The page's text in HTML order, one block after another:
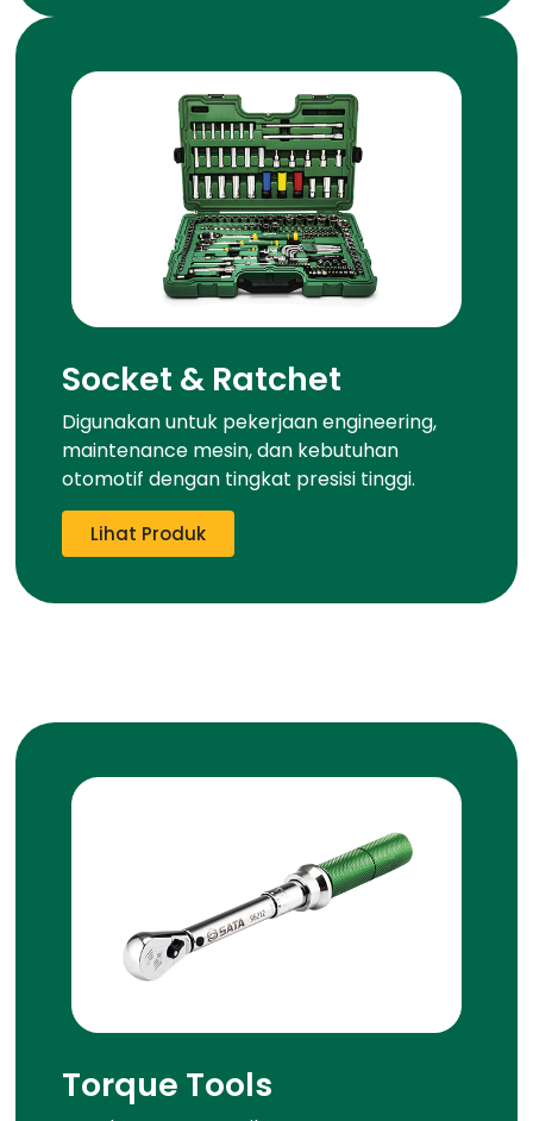
Socket & Ratchet
Digunakan untuk pekerjaan engineering,
maintenance mesin, dan kebutuhan
otomotif dengan tingkat presisi tinggi.
Lihat Produk
Torque Tools